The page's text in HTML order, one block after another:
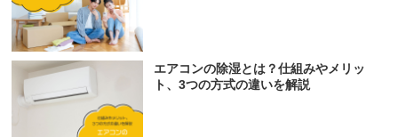
エアコンの除湿とは？仕組みやメリッ
ト、3つの方式の違いを解説